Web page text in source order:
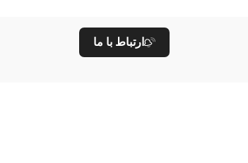
ارتباط با ما